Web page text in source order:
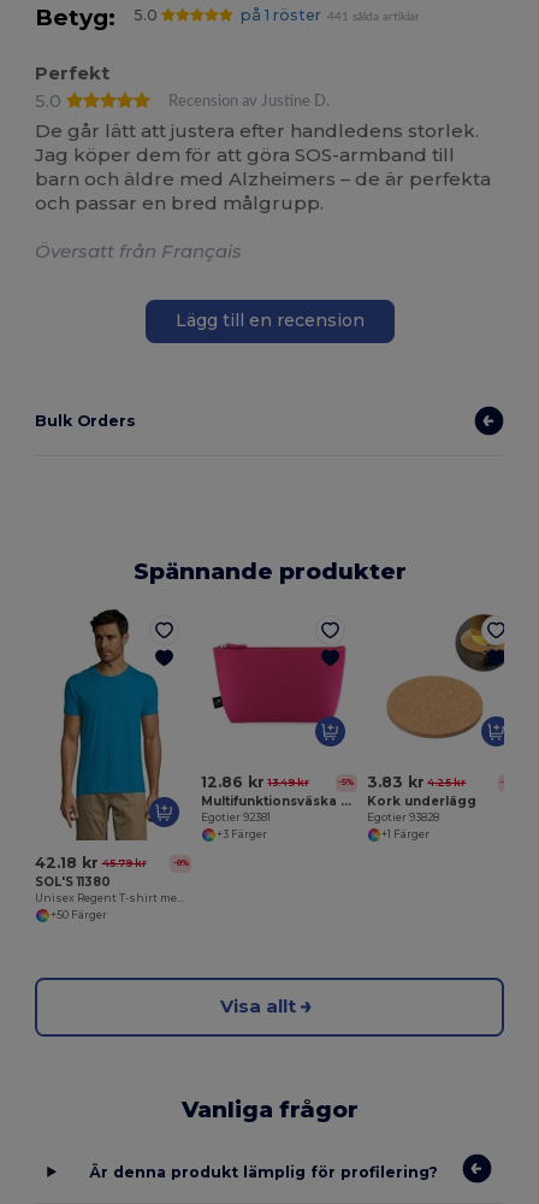
Betyg: 5.0 på 1 röster 441 sålda artiklar
Perfekt
5.0
Recension av Justine D.
De går lätt att justera efter handledens storlek.
Jag köper dem för att göra SOS-armband till
barn och äldre med Alzheimers – de är perfekta
och passar en bred målgrupp.
Översatt från Français
Lägg till en recension
Bulk Orders
Spännande produkter
42.18 kr 45.79 kr -8%
SOL'S 11380
+50 Färger
12.86 kr 13.49 kr -5%
Multifunktionsväska gjord av återvunnen filt (100% rPET)
Egotier 92381
+3 Färger
3.83 kr 4.25 kr -10%
Kork underlägg
Egotier 93828
+1 Färger
Visa allt
Vanliga frågor
Är denna produkt lämplig för profilering?